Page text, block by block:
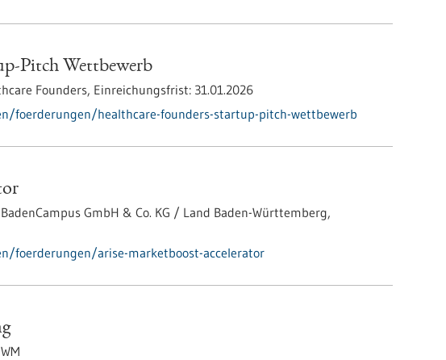
Pitch Wettbewerb
Founders, Einreichungsfrist: 31.01.2026
foerderungen/healthcare-founders-startup-pitch-wettbewerb
BadenCampus GmbH & Co. KG / Land Baden-Württemberg,
foerderungen/arise-marketboost-accelerator
WM